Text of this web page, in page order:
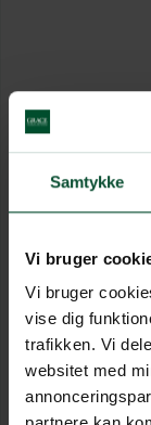
Samtykke
Vi bruger
Vi bruger
vise dig
trafikken. Vi
websitet med